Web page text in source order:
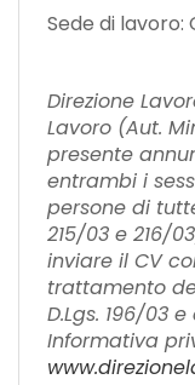
Sede di lavoro:
Direzione
Lavoro (Aut.
presente
entrambi i
persone di
215/03 e 216/
inviare il CV
trattamento
D.Lgs. 196/03
Informativa